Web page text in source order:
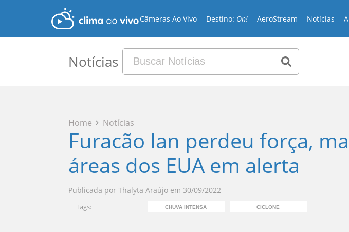
Câmeras Ao Vivo Destino: On! AeroStream Notícias
Notícias
Home Notícias
Furacão Ian perdeu força,
áreas dos EUA em alerta
Publicada por Thalyta Araújo em 30/09/2022
Tags: CHUVA INTENSA CICLONE